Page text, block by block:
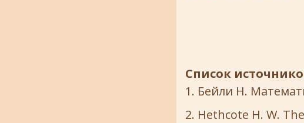
Список
Бейли Н.
Hethcote H. W.